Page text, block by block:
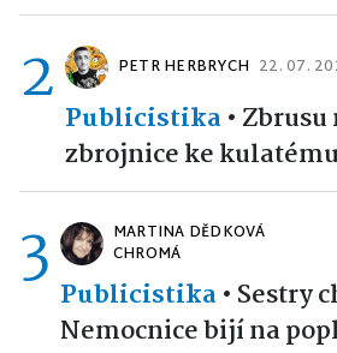
2 PETR HERBRYCH 22. 07.
Publicistika• Zbrusu
zbrojnice ke
3
MARTINA DĚDKOVÁ
CHROMÁ
Publicistika• Sestry
Nemocnice bijí na